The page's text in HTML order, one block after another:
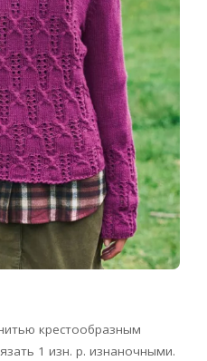
крестообразным
1 изн. р. изнаночными.